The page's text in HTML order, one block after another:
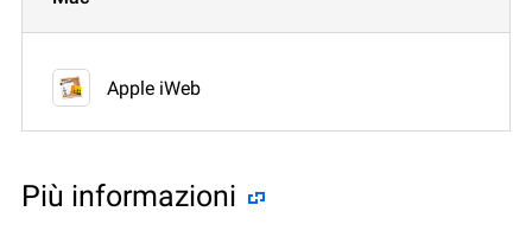
Apple iWeb
Più informazioni